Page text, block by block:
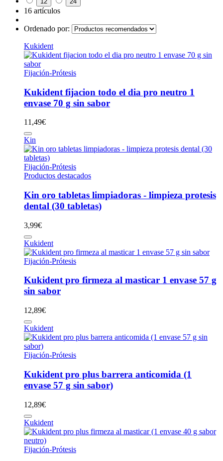
16 artículos
Ordenado por:
Kukident
Fijación-Prótesis
Kukident fijacion todo el dia pro neutro 1
envase 70 g sin sabor
11,49€
Kin
Fijación-Prótesis
Productos destacados
Kin oro tabletas limpiadoras - limpieza protesis
dental (30 tabletas)
3,99€
Kukident
Fijación-Prótesis
Kukident pro firmeza al masticar 1 envase 57 g
sin sabor
12,89€
Kukident
Fijación-Prótesis
Kukident pro plus barrera anticomida (1
envase 57 g sin sabor)
12,89€
Kukident
Fijación-Prótesis